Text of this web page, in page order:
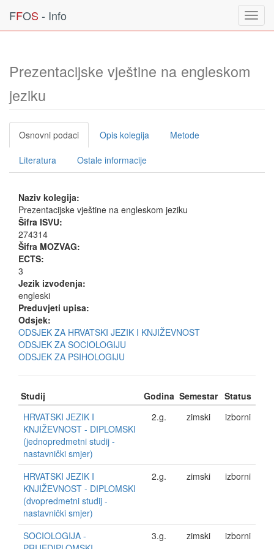
FFOS - Info
Prezentacijske vještine na engleskom
jeziku
Osnovni podaci Opis kolegija Metode
Literatura Ostale informacije
Naziv kolegija:
Prezentacijske vještine na engleskom jeziku
Šifra ISVU:
274314
Šifra MOZVAG:
ECTS:
3
Jezik izvođenja:
engleski
Preduvjeti upisa:
Odsjek:
ODSJEK ZA HRVATSKI JEZIK I KNJIŽEVNOST
ODSJEK ZA SOCIOLOGIJU
ODSJEK ZA PSIHOLOGIJU
Studij Godina Semestar Status
HRVATSKI JEZIK I
KNJIŽEVNOST - DIPLOMSKI
(jednopredmetni studij -
nastavnički smjer)
2.g. zimski izborni
HRVATSKI JEZIK I
KNJIŽEVNOST - DIPLOMSKI
(dvopredmetni studij -
nastavnički smjer)
2.g. zimski izborni
SOCIOLOGIJA -
3.g. zimski izborni